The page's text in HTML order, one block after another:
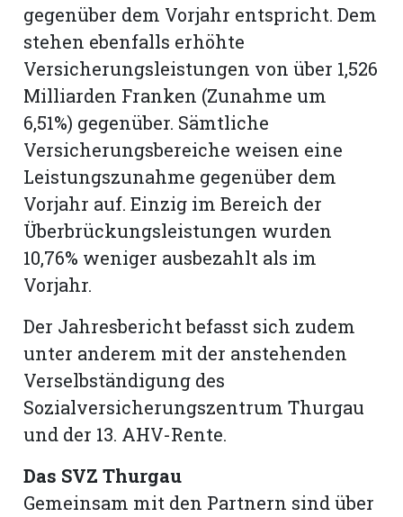
gegenüber dem Vorjahr entspricht. Dem
stehen ebenfalls erhöhte
Versicherungsleistungen von über 1,526
Milliarden Franken (Zunahme um
6,51%) gegenüber. Sämtliche
Versicherungsbereiche weisen eine
Leistungszunahme gegenüber dem
Vorjahr auf. Einzig im Bereich der
Überbrückungsleistungen wurden
10,76% weniger ausbezahlt als im
Vorjahr.
Der Jahresbericht befasst sich zudem
unter anderem mit der anstehenden
Verselbständigung des
Sozialversicherungszentrum Thurgau
und der 13. AHV-Rente.
Das SVZ Thurgau
Gemeinsam mit den Partnern sind über